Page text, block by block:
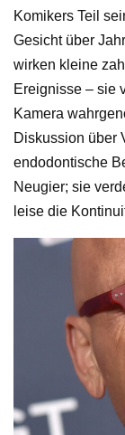
Komikers Teil
Gesicht über
wirken kleine
Ereignisse – sie
Kamera
Diskussion über
endodontische
Neugier; sie
leise die